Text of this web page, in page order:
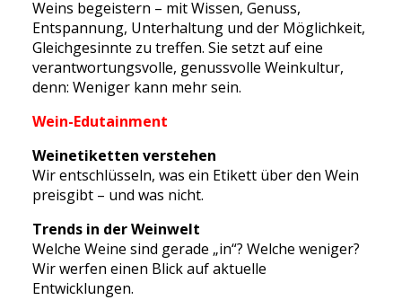
Weins begeistern – mit Wissen, Genuss,
Entspannung, Unterhaltung und der Möglichkeit,
Gleichgesinnte zu treffen. Sie setzt auf eine
verantwortungsvolle, genussvolle Weinkultur,
denn: Weniger kann mehr sein.
Wein-Edutainment
Weinetiketten verstehen
Wir entschlüsseln, was ein Etikett über den Wein
preisgibt – und was nicht.
Trends in der Weinwelt
Welche Weine sind gerade „in“? Welche weniger?
Wir werfen einen Blick auf aktuelle
Entwicklungen.